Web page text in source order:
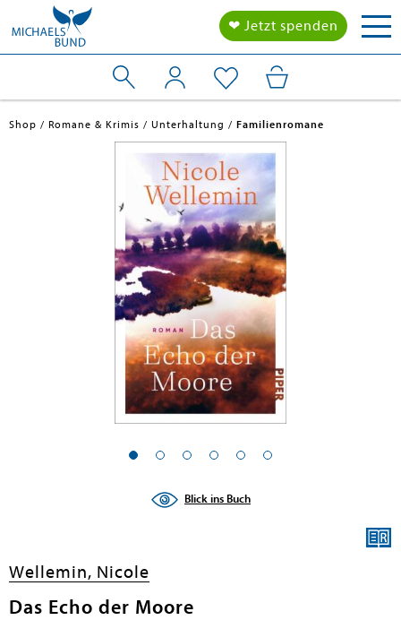
❤ Jetzt spenden
Shop Romane & Krimis Unterhaltung Familienromane
Blick ins Buch
Wellemin, Nicole
Das Echo der Moore